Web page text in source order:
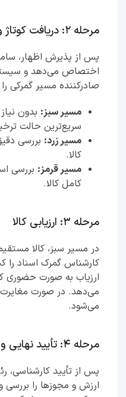
مرحله ۲: دریافت کوتاژ و تعیین مسیر
پس از پذیرش اظهار،
اختصاص می‌دهد و
صادرکننده مسیر گمرکی
مسیر سبز: بدون
سریع‌ترین حالت
مسیر زرد: بررسی
کالا.
مسیر قرمز: بررسی
کامل کالا.
مرحله ۳: ارزیابی کالا
در مسیر سبز، کالا
کارشناس گمرک اسناد را
ارزیاب به صورت حضوری
می‌دهد. در صورت
می‌شود.
مرحله ۴: تأیید نهایی و پرداخت هزینه‌ها
پس از تأیید کارشناسی،
ارزش و مجوزها را